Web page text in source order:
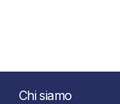
Chi siamo